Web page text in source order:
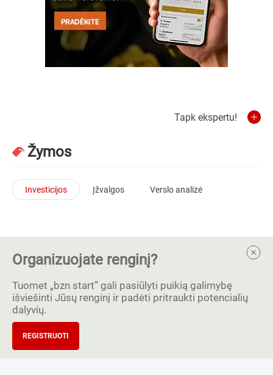
Tapk ekspertu!
Žymos
Investicijos Įžvalgos Verslo analizė
Organizuojate renginį?
Tuomet „bzn start” gali pasiūlyti puikią galimybę
išviešinti Jūsų renginį ir padėti pritraukti potencialių
dalyvių.
REGISTRUOTI